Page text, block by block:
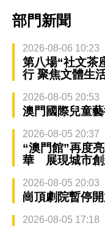
部門新聞
2026-08-06 10:23
第八場“社文茶
行 聚焦文體生
2026-08-05 20:53
澳門國際兒童
2026-08-05 20:37
“澳門館”再度
華 展現城市創
2026-08-05 20:03
崗頂劇院暫停
2026-08-05 17:18